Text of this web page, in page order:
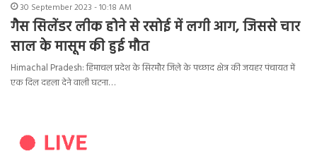
30 September 2023 - 10:18 AM
गैस सिलेंडर लीक होने से रसोई में लगी आग, जिससे चार
साल के मासूम की हुई मौत
Himachal Pradesh: हिमाचल प्रदेश के सिरमौर जिले के पच्छाद क्षेत्र की जयहर पंचायत में
एक दिल दहला देने वाली घटना…